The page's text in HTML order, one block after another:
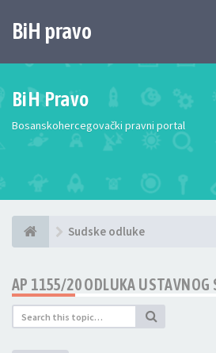
BiH pravo
BiH Pravo
Bosanskohercegovački pravni portal
Sudske odluke
AP 1155/20 ODLUKA USTAVNOG